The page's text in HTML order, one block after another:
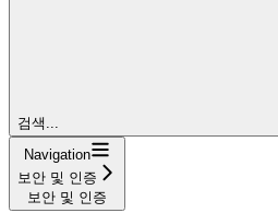
검색...
Navigation
보안 및 인증
보안 및 인증